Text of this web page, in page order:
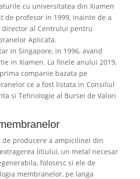
cu universitatea din Xiamen
de profesor in 1999, inainte de a
al Centrului pentru
Aplicata.
in Singapore, in 1996, avand
in Xiamen. La finele anului 2019,
companie bazata pe
ce a fost listata in Consiliul
si Tehnologie al Bursei de Valori
de producere a ampicilinei din
litiului, un metal necesar
folosesc si ele de
membranelor, pe langa